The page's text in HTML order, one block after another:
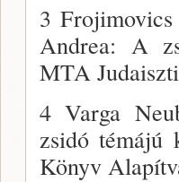
3
Andrea: A
MTA
4 Varga
zsidó témájú
Könyv